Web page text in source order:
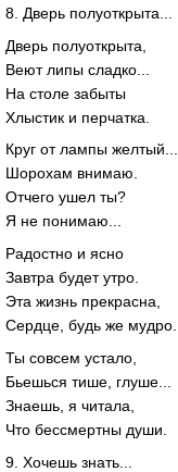
8. Дверь полуоткрыта...
Дверь полуоткрыта,
Веют липы сладко...
На столе забыты
Хлыстик и перчатка.
Круг от лампы желтый...
Шорохам внимаю.
Отчего ушел ты?
Я не понимаю...
Радостно и ясно
Завтра будет утро.
Эта жизнь прекрасна,
Сердце, будь же мудро.
Ты совсем устало,
Бьешься тише, глуше...
Знаешь, я читала,
Что бессмертны души.
9. Хочешь знать...